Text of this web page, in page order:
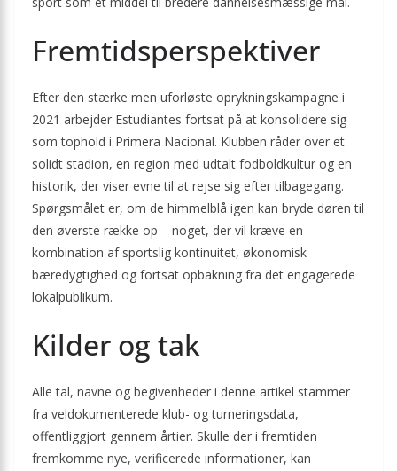
Fremtidsperspektiver
Efter den stærke men uforløste opryknings­kampagne i
2021 arbejder Estudiantes fortsat på at konsolidere sig
som tophold i Primera Nacional. Klubben råder over et
solidt stadion, en region med udtalt fodboldkultur og en
historik, der viser evne til at rejse sig efter tilbagegang.
Spørgsmålet er, om de himmelblå igen kan bryde døren til
den øverste række op – noget, der vil kræve en
kombination af sportslig kontinuitet, økonomisk
bæredygtighed og fortsat opbakning fra det engagerede
lokalpublikum.
Kilder og tak
Alle tal, navne og begivenheder i denne artikel stammer
fra veldokumenterede klub- og turneringsdata,
offentliggjort gennem årtier. Skulle der i fremtiden
fremkomme nye, verificerede informationer, kan